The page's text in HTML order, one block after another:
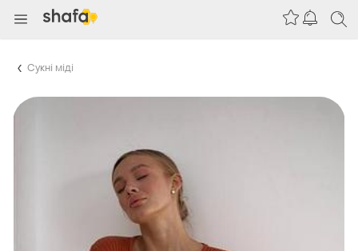
Сукні міді